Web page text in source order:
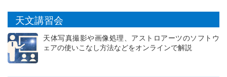
天文講習会
天体写真撮影や画像処理、アストロアーツのソフトウ
ェアの使いこなし方法などをオンラインで解説